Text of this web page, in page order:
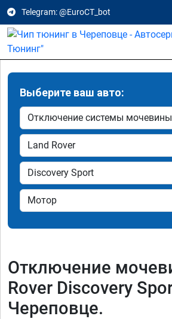
Telegram: @EuroCT_bot
Выберите ваш авто:
Отключение
Rover Discovery
Череповце.